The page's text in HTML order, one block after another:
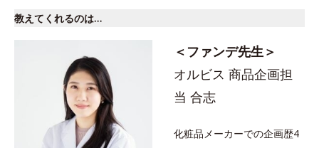
教えてくれるのは…
＜ファンデ先生＞
オルビス 商品企画担
当 合志
化粧品メーカーでの企画歴4